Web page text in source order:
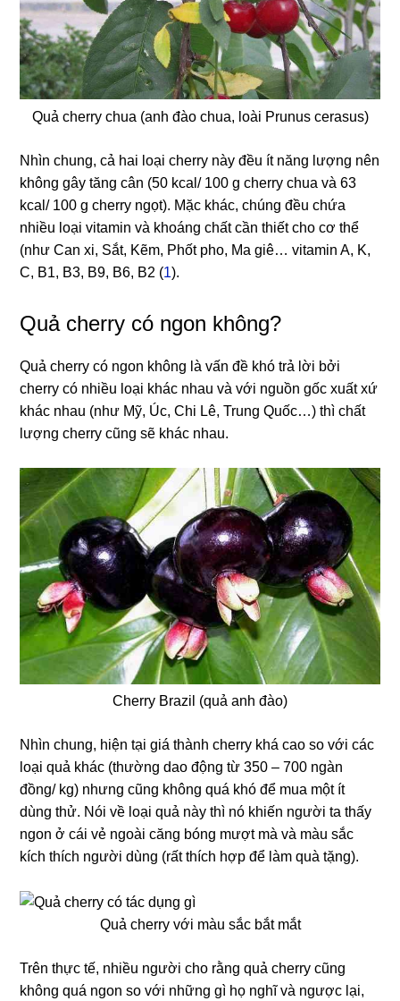
Quả cherry chua (anh đào chua, loài Prunus cerasus)
Nhìn chung, cả hai loại cherry này đều ít năng lượng nên
không gây tăng cân (50 kcal/ 100 g cherry chua và 63
kcal/ 100 g cherry ngọt). Mặc khác, chúng đều chứa
nhiều loại vitamin và khoáng chất cần thiết cho cơ thể
(như Can xi, Sắt, Kẽm, Phốt pho, Ma giê… vitamin A, K,
C, B1, B3, B9, B6, B2 (1).
Quả cherry có ngon không?
Quả cherry có ngon không là vấn đề khó trả lời bởi
cherry có nhiều loại khác nhau và với nguồn gốc xuất xứ
khác nhau (như Mỹ, Úc, Chi Lê, Trung Quốc…) thì chất
lượng cherry cũng sẽ khác nhau.
Cherry Brazil (quả anh đào)
Nhìn chung, hiện tại giá thành cherry khá cao so với các
loại quả khác (thường dao động từ 350 – 700 ngàn
đồng/ kg) nhưng cũng không quá khó để mua một ít
dùng thử. Nói về loại quả này thì nó khiến người ta thấy
ngon ở cái vẻ ngoài căng bóng mượt mà và màu sắc
kích thích người dùng (rất thích hợp để làm quà tặng).
Quả cherry với màu sắc bắt mắt
Trên thực tế, nhiều người cho rằng quả cherry cũng
không quá ngon so với những gì họ nghĩ và ngược lại,